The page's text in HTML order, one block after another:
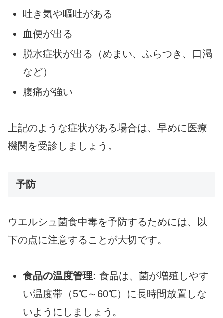
吐き気や嘔吐がある
血便が出る
脱水症状が出る（めまい、ふらつき、口渇
など）
腹痛が強い
上記のような症状がある場合は、早めに医療
機関を受診しましょう。
予防
ウエルシュ菌食中毒を予防するためには、以
下の点に注意することが大切です。
食品の温度管理: 食品は、菌が増殖しやす
い温度帯（5℃～60℃）に長時間放置しな
いようにしましょう。